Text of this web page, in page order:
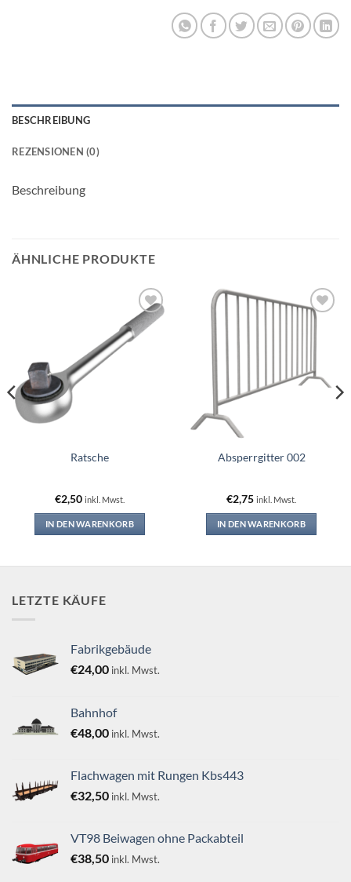
BESCHREIBUNG
REZENSIONEN (0)
Beschreibung
ÄHNLICHE PRODUKTE
Add to
wishlist
Ratsche
€2,50 inkl. Mwst.
IN DEN WARENKORB
Absperrgitter 002
€2,75 inkl. Mwst.
IN DEN WARENKORB
LETZTE KÄUFE
Fabrikgebäude
€24,00 inkl. Mwst.
Bahnhof
€48,00 inkl. Mwst.
Flachwagen mit Rungen Kbs443
€32,50 inkl. Mwst.
VT98 Beiwagen ohne Packabteil
€38,50 inkl. Mwst.